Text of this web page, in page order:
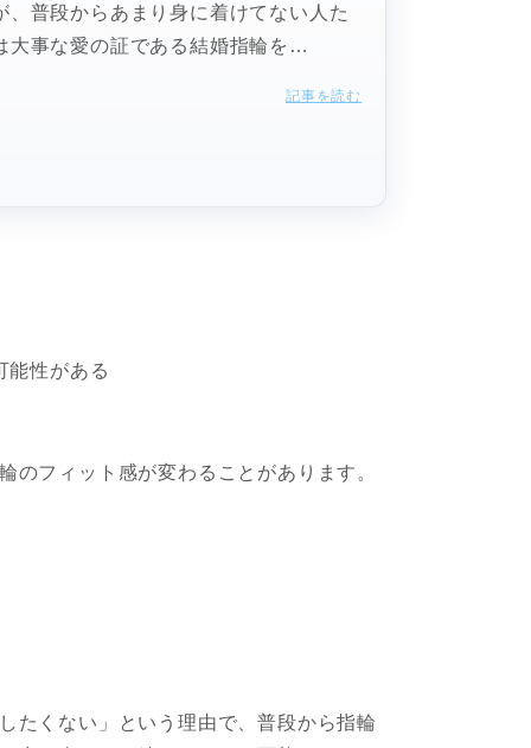
普段からあまり身に着けてない人た
大事な愛の証である結婚指輪を…
記事を読む
能性がある
フィット感が変わることがあります。
たくない」という理由で、普段から指輪